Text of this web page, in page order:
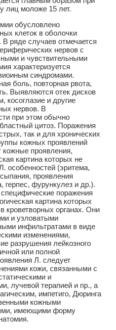
лиц моложе 15 лет.
обусловлено
клеток в оболочки
В ряде случаев отмечается
нервов с
и чувствительными
характеризуется
синдромами.
боль, повторная рвота,
Выявляются отек дисков
косоглазие и другие
нервов. В
при этом обычно
цитоз. Поражения
так и для хронических
кожных проявлений
кожные проявления,
картина которых не
особенностей (эритема,
проявления
герпес, фурункулез и др.).
поражения
картина которых
кроветворных органах. Они
и узловатыми
инфильтратами в виде
изменениями,
разрушения лейкозного
или полной
Л. следует
кожи, связанными с
и
лучевой терапией и пр., а
импетиго, Дюринга
кожными
имеющими форму